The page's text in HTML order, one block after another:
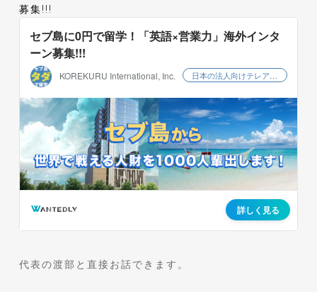
募集!!!
代表の渡部と直接お話できます。